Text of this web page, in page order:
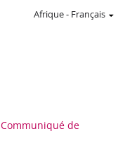
Afrique- Français
Communiqué de